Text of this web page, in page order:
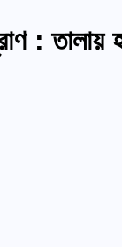
: তালায়